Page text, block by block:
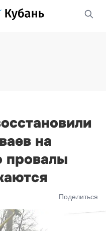
на
провалы
Поделиться